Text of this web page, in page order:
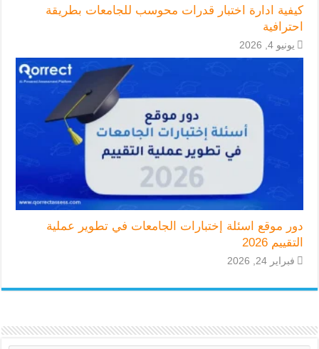
كيفية ادارة اختبار قدرات محوسب للجامعات بطريقة
احترافية
يونيو 4, 2026
دور موقع اسئلة إختبارات الجامعات في تطوير عملية
التقييم 2026
فبراير 24, 2026